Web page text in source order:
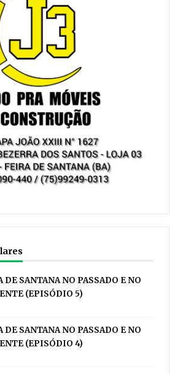
DE SANTANA NO PASSADO E NO
(EPISÓDIO 5)
DE SANTANA NO PASSADO E NO
(EPISÓDIO 4)